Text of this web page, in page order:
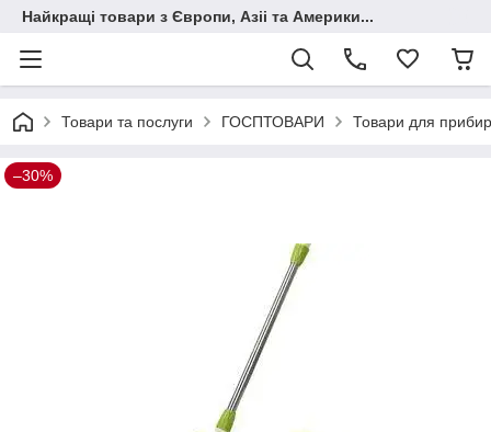
Найкращі товари з Європи, Азіі та Америки...
Товари та послуги ГОСПТОВАРИ Товари для
–30%